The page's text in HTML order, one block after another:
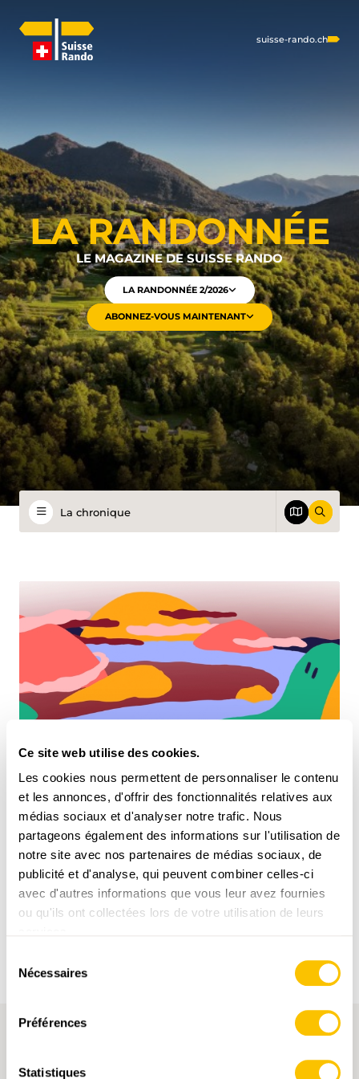
Ce site web utilise des cookies.
Les cookies nous permettent de personnaliser le contenu
et les annonces, d'offrir des fonctionnalités relatives aux
médias sociaux et d'analyser notre trafic. Nous
partageons également des informations sur l'utilisation de
notre site avec nos partenaires de médias sociaux, de
publicité et d'analyse, qui peuvent combiner celles-ci
avec d'autres informations que vous leur avez fournies
ou qu'ils ont collectées lors de votre utilisation de leurs
Nécessaires
Préférences
Statistiques
suisse-rando.ch
LA RANDONNÉE
LE MAGAZINE DE SUISSE RANDO
LA RANDONNÉE 2/2026
ABONNEZ-VOUS MAINTENANT
LA CHRONIQUE
C’était mieux avant, vraiment?
10.04.2026